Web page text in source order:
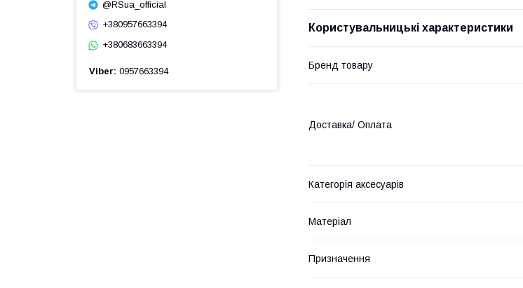
Користувальницькі характеристики
Бренд товару
Доставка/ Оплата
Категорія аксесуарів
Матеріал
Призначення
@RSua_official
+380957663394
+380683663394
Viber 0957663394